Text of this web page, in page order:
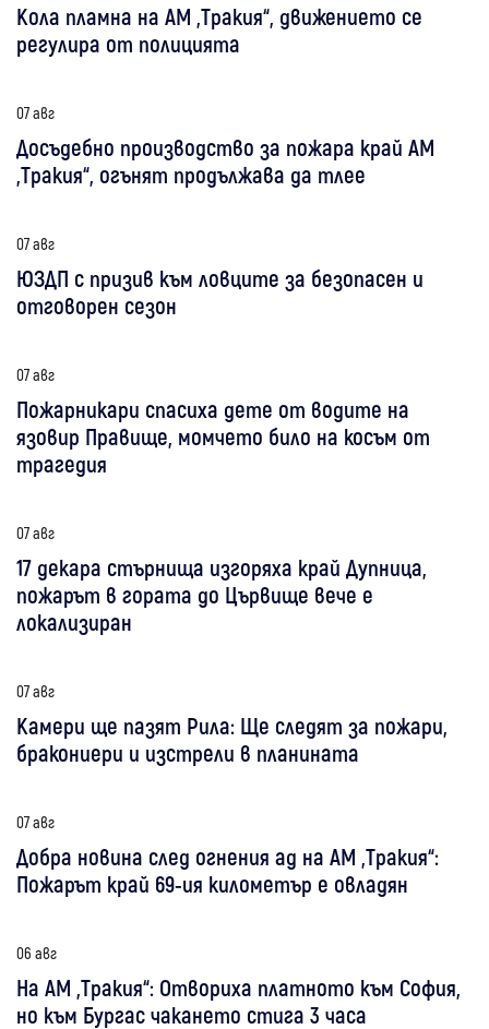
Кола пламна на АМ „Тракия“, движението се
регулира от полицията
07 авг
Досъдебно производство за пожара край АМ
„Тракия“, огънят продължава да тлее
07 авг
ЮЗДП с призив към ловците за безопасен и
отговорен сезон
07 авг
Пожарникари спасиха дете от водите на
язовир Правище, момчето било на косъм от
трагедия
07 авг
17 декара стърнища изгоряха край Дупница,
пожарът в гората до Цървище вече е
локализиран
07 авг
Камери ще пазят Рила: Ще следят за пожари,
бракониери и изстрели в планината
07 авг
Добра новина след огнения ад на АМ „Тракия“:
Пожарът край 69-ия километър е овладян
06 авг
На АМ „Тракия“: Отвориха платното към София,
но към Бургас чакането стига 3 часа